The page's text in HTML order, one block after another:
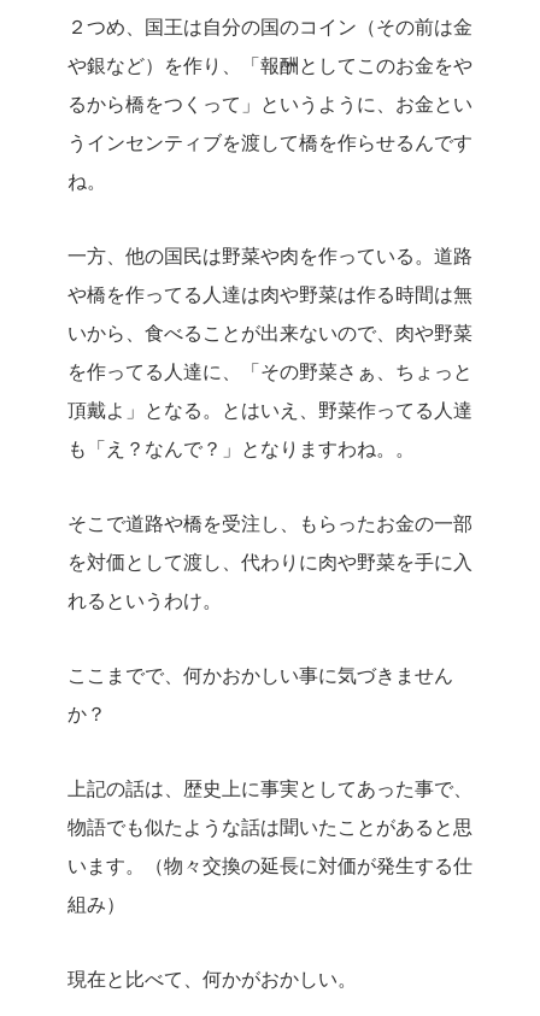
２つめ、国王は自分の国のコイン（その前は金
や銀など）を作り、「報酬としてこのお金をや
るから橋をつくって」というように、お金とい
うインセンティブを渡して橋を作らせるんです
ね。
一方、他の国民は野菜や肉を作っている。道路
や橋を作ってる人達は肉や野菜は作る時間は無
いから、食べることが出来ないので、肉や野菜
を作ってる人達に、「その野菜さぁ、ちょっと
頂戴よ」となる。とはいえ、野菜作ってる人達
も「え？なんで？」となりますわね。。
そこで道路や橋を受注し、もらったお金の一部
を対価として渡し、代わりに肉や野菜を手に入
れるというわけ。
ここまでで、何かおかしい事に気づきません
か？
上記の話は、歴史上に事実としてあった事で、
物語でも似たような話は聞いたことがあると思
います。（物々交換の延長に対価が発生する仕
組み）
現在と比べて、何かがおかしい。